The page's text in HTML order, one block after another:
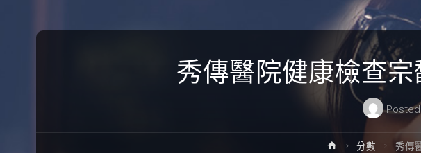
秀傳醫院健康檢查
Home分數 秀傳